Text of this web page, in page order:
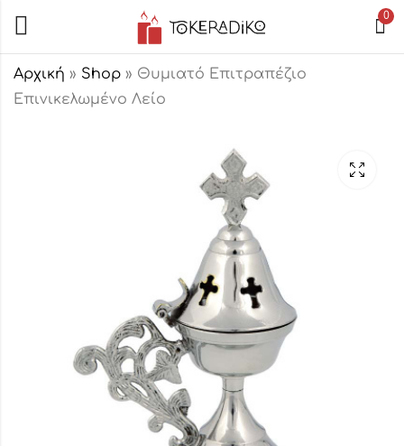
0
Αρχική » Shop » Θυμιατό Επιτραπέζιο
Επινικελωμένο Λείο
Μπρούτζινο
Σκαλιστό
20,00
Μπρούτζινο
13,00